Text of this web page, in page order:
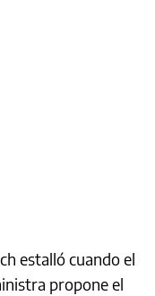
estalló cuando el
propone el